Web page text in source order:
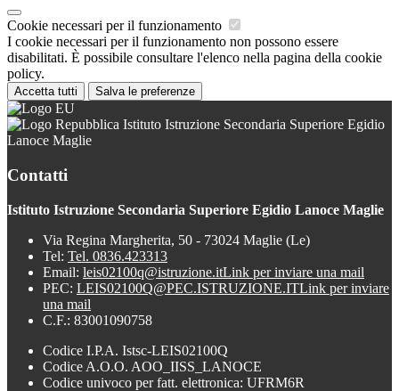
Cookie necessari per il funzionamento
I cookie necessari per il funzionamento non possono essere
disabilitati. È possibile consultare l'elenco nella pagina della cookie
policy.
Accetta tutti Salva le preferenze
Istituto Istruzione Secondaria Superiore Egidio
Lanoce Maglie
Contatti
Istituto Istruzione Secondaria Superiore Egidio Lanoce Maglie
Via Regina Margherita, 50 - 73024 Maglie (Le)
Tel: Tel. 0836.423313
Email: leis02100q@istruzione.itLink per inviare una mail
PEC: LEIS02100Q@PEC.ISTRUZIONE.ITLink per inviare
una mail
C.F.: 83001090758
Codice I.P.A. Istsc-LEIS02100Q
Codice A.O.O. AOO_IISS_LANOCE
Codice univoco per fatt. elettronica: UFRM6R